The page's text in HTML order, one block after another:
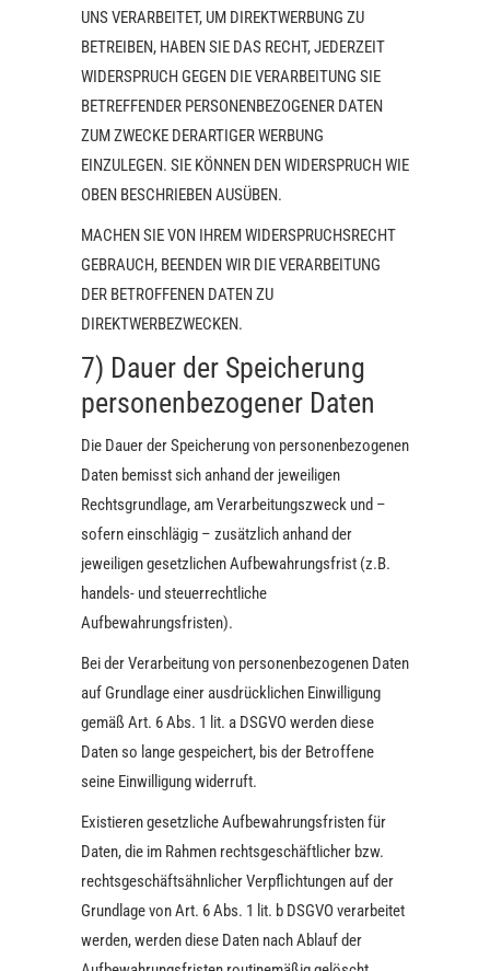
UNS VERARBEITET, UM DIREKTWERBUNG ZU
BETREIBEN, HABEN SIE DAS RECHT, JEDERZEIT
WIDERSPRUCH GEGEN DIE VERARBEITUNG SIE
BETREFFENDER PERSONENBEZOGENER DATEN
ZUM ZWECKE DERARTIGER WERBUNG
EINZULEGEN. SIE KÖNNEN DEN WIDERSPRUCH WIE
OBEN BESCHRIEBEN AUSÜBEN.
MACHEN SIE VON IHREM WIDERSPRUCHSRECHT
GEBRAUCH, BEENDEN WIR DIE VERARBEITUNG
DER BETROFFENEN DATEN ZU
DIREKTWERBEZWECKEN.
7) Dauer der Speicherung
personenbezogener Daten
Die Dauer der Speicherung von personenbezogenen
Daten bemisst sich anhand der jeweiligen
Rechtsgrundlage, am Verarbeitungszweck und –
sofern einschlägig – zusätzlich anhand der
jeweiligen gesetzlichen Aufbewahrungsfrist (z.B.
handels- und steuerrechtliche
Aufbewahrungsfristen).
Bei der Verarbeitung von personenbezogenen Daten
auf Grundlage einer ausdrücklichen Einwilligung
gemäß Art. 6 Abs. 1 lit. a DSGVO werden diese
Daten so lange gespeichert, bis der Betroffene
seine Einwilligung widerruft.
Existieren gesetzliche Aufbewahrungsfristen für
Daten, die im Rahmen rechtsgeschäftlicher bzw.
rechtsgeschäftsähnlicher Verpflichtungen auf der
Grundlage von Art. 6 Abs. 1 lit. b DSGVO verarbeitet
werden, werden diese Daten nach Ablauf der